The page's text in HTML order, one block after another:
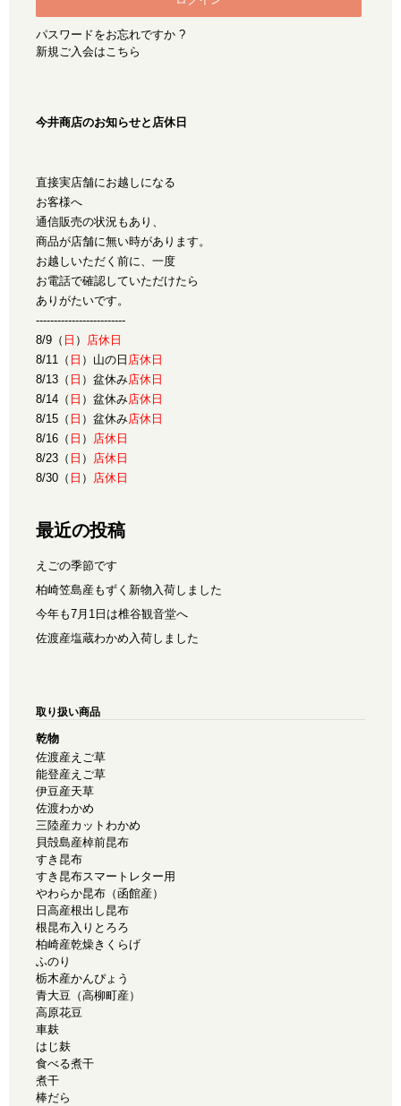
パスワードをお忘れですか ?
新規ご入会はこちら
今井商店のお知らせと店休日
直接実店舗にお越しになる
お客様へ
通信販売の状況もあり、
商品が店舗に無い時があります。
お越しいただく前に、一度
お電話で確認していただけたら
ありがたいです。
-------------------------
8/9（ 日 ） 店休日
8/11（ 日 ）山の日 店休日
8/13（ 日 ）盆休み店休日
8/14（ 日 ）盆休み店休日
8/15（ 日 ）盆休み店休日
8/16（ 日 ） 店休日
8/23（ 日 ） 店休日
8/30（ 日 ） 店休日
最近の投稿
えごの季節です
柏崎笠島産もずく新物入荷しました
今年も7月1日は椎谷観音堂へ
佐渡産塩蔵わかめ入荷しました
取り扱い商品
乾物
佐渡産えご草
能登産えご草
伊豆産天草
佐渡わかめ
三陸産カットわかめ
貝殻島産棹前昆布
すき昆布
すき昆布スマートレター用
やわらか昆布（函館産）
日高産根出し昆布
根昆布入りとろろ
柏崎産乾燥きくらげ
ふのり
栃木産かんぴょう
青大豆（高柳町産）
高原花豆
車麸
はじ麸
食べる煮干
煮干
棒だら